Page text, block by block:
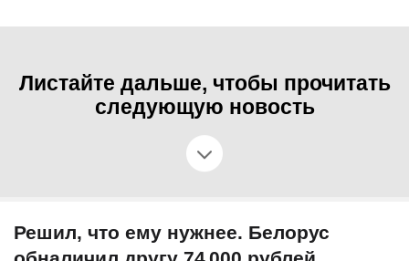
Листайте дальше, чтобы прочитать
следующую новость